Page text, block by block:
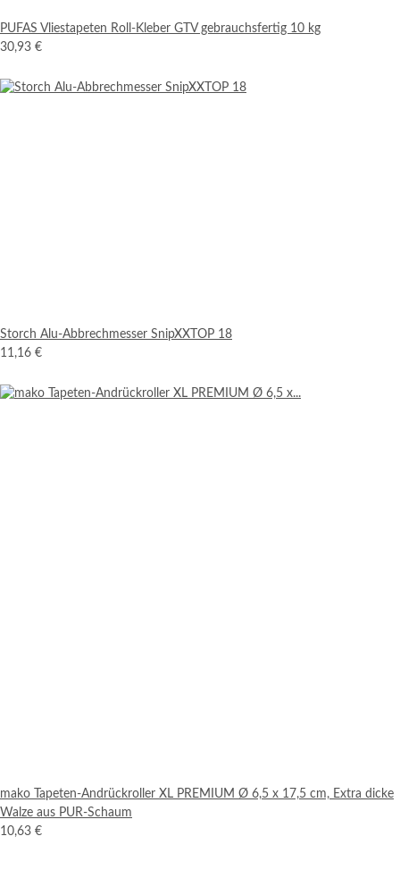
PUFAS Vliestapeten Roll-Kleber GTV gebrauchsfertig 10 kg
30,93 €
Storch Alu-Abbrechmesser SnipXXTOP 18
11,16 €
mako Tapeten-Andrückroller XL PREMIUM Ø 6,5 x 17,5 cm, Extra dicke
Walze aus PUR-Schaum
10,63 €